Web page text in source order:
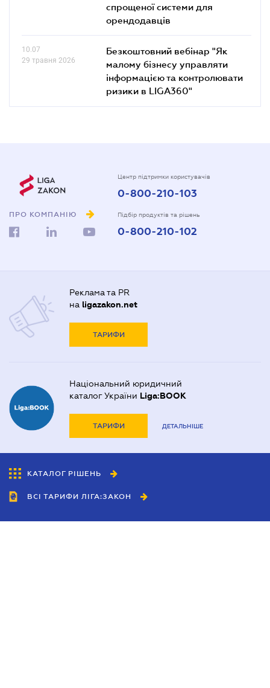
спрощеної системи для
орендодавців
10.07
29 травня 2026
Безкоштовний вебінар "Як
малому бізнесу управляти
інформацією та контролювати
ризики в LIGA360"
ПРО КОМПАНІЮ
Центр підтримки користувачів
0-800-210-103
Підбір продуктів та рішень
0-800-210-102
Реклама та PR
на ligazakon.net
ТАРИФИ
Національний юридичний
каталог України Liga:BOOK
ТАРИФИ ДЕТАЛЬНІШЕ
КАТАЛОГ РІШЕНЬ
ВСІ ТАРИФИ ЛІГА:ЗАКОН